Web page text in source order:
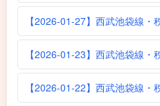
【2026-01-27】西武池袋線・
【2026-01-23】西武池袋線・
【2026-01-22】西武池袋線・